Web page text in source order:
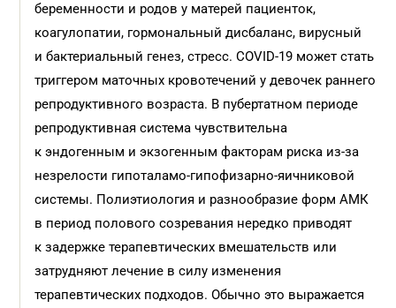
беременности и родов у матерей пациенток,
коагулопатии, гормональный дисбаланс, вирусный
и бактериальный генез, стресс. COVID-19 может стать
триггером маточных кровотечений у девочек раннего
репродуктивного возраста. В пубертатном периоде
репродуктивная система чувствительна
к эндогенным и экзогенным факторам риска из-за
незрелости гипоталамо-гипофизарно-яичниковой
системы. Полиэтиология и разнообразие форм АМК
в период полового созревания нередко приводят
к задержке терапевтических вмешательств или
затрудняют лечение в силу изменения
терапевтических подходов. Обычно это выражается